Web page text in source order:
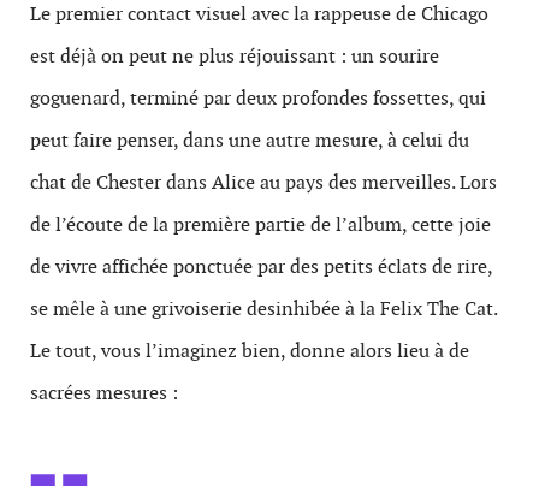
Le premier contact visuel avec la rappeuse de Chicago
est déjà on peut ne plus réjouissant : un sourire
goguenard, terminé par deux profondes fossettes, qui
peut faire penser, dans une autre mesure, à celui du
chat de Chester dans Alice au pays des merveilles. Lors
de l’écoute de la première partie de l’album, cette joie
de vivre affichée ponctuée par des petits éclats de rire,
se mêle à une grivoiserie desinhibée à la Felix The Cat.
Le tout, vous l’imaginez bien, donne alors lieu à de
sacrées mesures :